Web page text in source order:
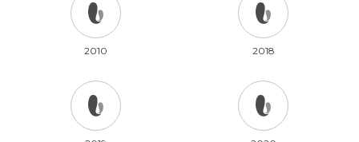
2010 2018